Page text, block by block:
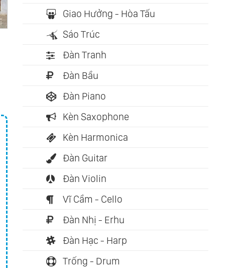
Sách nói: 10:09:21
Đường Mây Trong Cõi
Mộng (Thích Hằng
Sách nói: 07:27:59
Không Lối (Osho)
Giao Hưởng - Hòa Tấu
Sáo Trúc
Đàn Tranh
Đàn Bầu
Đàn Piano
Kèn Saxophone
Kèn Harmonica
Đàn Guitar
Đàn Violin
Vĩ Cầm - Cello
Đàn Nhị - Erhu
Đàn Hạc - Harp
Trống - Drum